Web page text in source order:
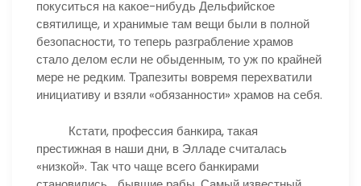
покуситься на какое-нибудь Дельфийское
святилище, и хранимые там вещи были в полной
безопасности, то теперь разграбление храмов
стало делом если не обыденным, то уж по крайней
мере не редким. Трапезиты вовремя перехватили
инициативу и взяли «обязанности» храмов на себя.
Кстати, профессия банкира, такая
престижная в наши дни, в Элладе считалась
«низкой». Так что чаще всего банкирами